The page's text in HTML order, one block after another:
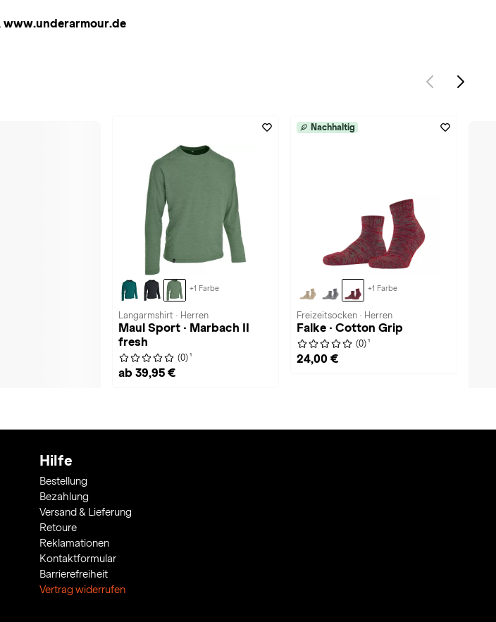
www.underarmour.de
+1 Farbe
Langarmshirt · Herren
Maul Sport · Marbach II
fresh
(0) 1
ab 39,95 €
Nachhaltig
+1 Farbe
Freizeitsocken · Herren
Falke · Cotton Grip
(0) 1
24,00 €
Hilfe
Bestellung
Bezahlung
Versand & Lieferung
Retoure
Reklamationen
Kontaktformular
Barrierefreiheit
Vertrag widerrufen